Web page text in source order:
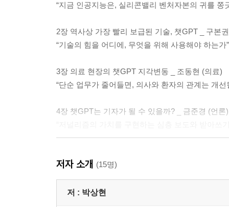
“지금 인공지능은, 실리콘밸리 벤처자본의 귀를 쫑
2장 역사상 가장 빨리 보급된 기술, 챗GPT _ 구본
“기술의 힘을 어디에, 무엇을 위해 사용해야 하는가”
3장 의료 현장의 챗GPT 지각변동 _ 조동현 (의료)
“단순 업무가 줄어들면, 의사와 환자의 관계는 개선
4장 챗GPT는 기자가 될 수 있을까? _ 금준경 (언론)
“콘텐츠 생산 구조를 깨트리는 인공지능과 편집의
6장 챗GPT와 인공지능 연구의 흐름 _ 한소원 (심
저자 소개 (15명)
저 : 박상현